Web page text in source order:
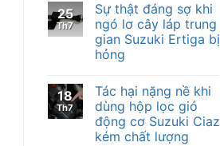
25
Th7
Sự thật đáng sợ khi
ngó lơ cây láp trung
gian Suzuki Ertiga bị
hỏng
18
Th7
Tác hại nặng nề khi
dùng hộp lọc gió
động cơ Suzuki Ciaz
kém chất lượng